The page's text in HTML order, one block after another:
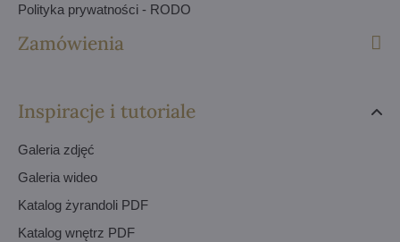
Polityka prywatności - RODO
Zamówienia
Inspiracje i tutoriale
Galeria zdjęć
Galeria wideo
Katalog żyrandoli PDF
Katalog wnętrz PDF